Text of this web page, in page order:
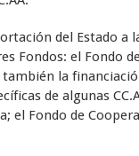
del Estado a
Fondos: el Fondo
también la
de algunas
el Fondo de